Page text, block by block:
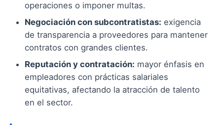
operaciones o imponer multas.
Negociación con subcontratistas: exigencia
de transparencia a proveedores para mantener
contratos con grandes clientes.
Reputación y contratación: mayor énfasis en
empleadores con prácticas salariales
equitativas, afectando la atracción de talento
en el sector.